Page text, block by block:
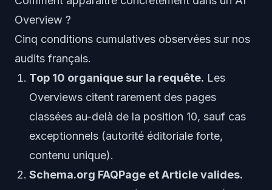
Overview ?
Cinq conditions cumulatives observées sur nos
audits français.
Top 10 organique sur la requête. Les
Overviews citent rarement des pages
classées au-delà de la position 10, sauf cas
exceptionnels (autorité éditoriale forte,
contenu unique).
Schema.org FAQPage et Article valides.